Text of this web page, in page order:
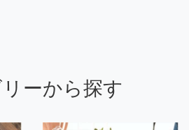
ーから探す